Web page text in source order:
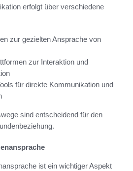
erfolgt über verschiedene
zur gezielten Ansprache von
zur Interaktion und
für direkte Kommunikation und
sind entscheidend für den
ist ein wichtiger Aspekt